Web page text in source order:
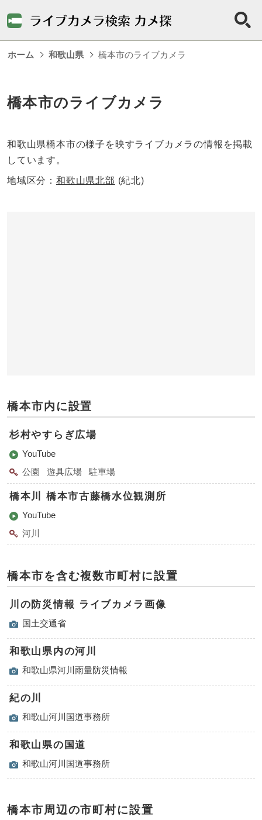
ホーム 和歌山県 橋本市のライブカメラ
橋本市のライブカメラ
和歌山県橋本市の様子を映すライブカメラの情報を掲載
しています。
地域区分： 和歌山県北部 (紀北)
橋本市内に設置
杉村やすらぎ広場
YouTube
公園
遊具広場 駐車場
橋本川 橋本市古藤橋水位観測所
YouTube
河川
橋本市を含む複数市町村に設置
川の防災情報 ライブカメラ画像
国土交通省
和歌山県内の河川
和歌山県河川雨量防災情報
紀の川
和歌山河川国道事務所
和歌山県の国道
和歌山河川国道事務所
橋本市周辺の市町村に設置